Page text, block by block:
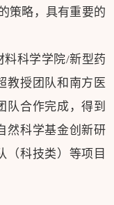
策略，具有重要的
料科学学院/新型药
教授团队和南方医
队合作完成，得到
然科学基金创新研
（科技类）等项目